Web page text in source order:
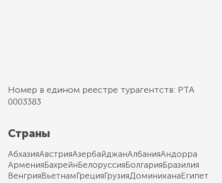
Номер в едином реестре турагентств: РТА
0003383
Страны
АбхазияАвстрияАзербайджанАлбанияАндорра
АрменияБахрейнБелоруссияБолгарияБразилия
ВенгрияВьетнамГрецияГрузияДоминиканаЕгипет